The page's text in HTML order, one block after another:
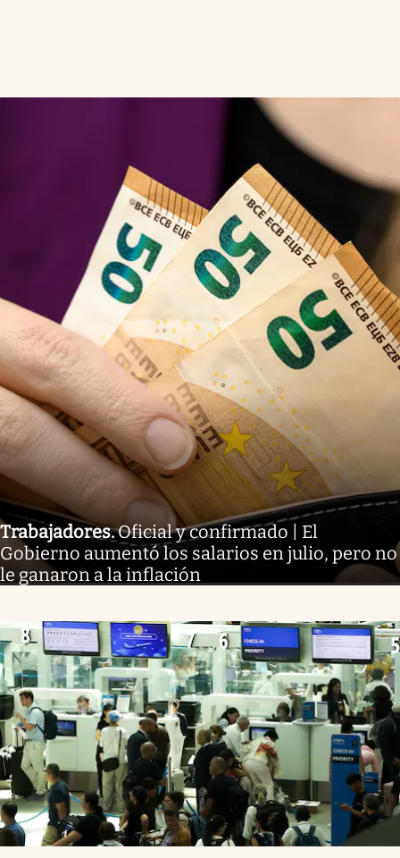
Trabajadores.Oficial y confirmado | El
Gobierno aumentó los salarios en julio, pero no
le ganaron a la inflación